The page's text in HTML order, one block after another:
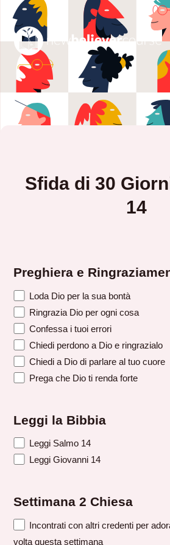
Sfida di 30
14
Preghiera e
Loda Dio per la sua bontà
Ringrazia Dio per ogni cosa
Confessa i tuoi errori
Chiedi perdono a Dio e ringrazialo
Chiedi a Dio di parlare al tuo cuore
Prega che Dio ti renda forte
Leggi la Bibbia
Leggi Salmo 14
Leggi Giovanni 14
Settimana 2 Chiesa
Incontrati con altri credenti per
volta questa settimana